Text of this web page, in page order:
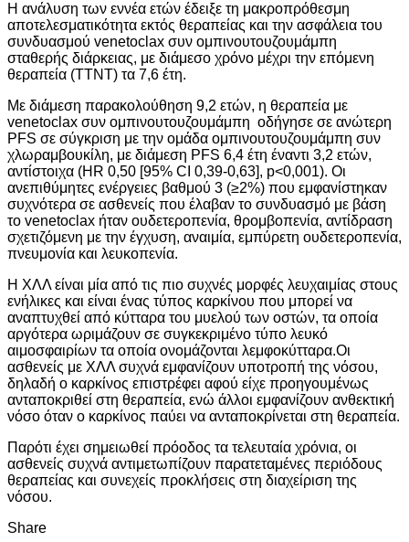
Η ανάλυση των εννέα ετών έδειξε τη μακροπρόθεσμη
αποτελεσματικότητα εκτός θεραπείας και την ασφάλεια του
συνδυασμού venetoclax συν ομπινουτουζουμάμπη
σταθερής διάρκειας, με διάμεσο χρόνο μέχρι την επόμενη
θεραπεία (TTNT) τα 7,6 έτη.
Με διάμεση παρακολούθηση 9,2 ετών, η θεραπεία με
venetoclax συν ομπινουτουζουμάμπη οδήγησε σε ανώτερη
PFS σε σύγκριση με την ομάδα ομπινουτουζουμάμπη συν
χλωραμβουκίλη, με διάμεση PFS 6,4 έτη έναντι 3,2 ετών,
αντίστοιχα (HR 0,50 [95% CI 0,39-0,63], p<0,001). Οι
ανεπιθύμητες ενέργειες βαθμού 3 (≥2%) που εμφανίστηκαν
συχνότερα σε ασθενείς που έλαβαν το συνδυασμό με βάση
το venetoclax ήταν ουδετεροπενία, θρομβοπενία, αντίδραση
σχετιζόμενη με την έγχυση, αναιμία, εμπύρετη ουδετεροπενία,
πνευμονία και λευκοπενία.
Η ΧΛΛ είναι μία από τις πιο συχνές μορφές λευχαιμίας στους
ενήλικες και είναι ένας τύπος καρκίνου που μπορεί να
αναπτυχθεί από κύτταρα του μυελού των οστών, τα οποία
αργότερα ωριμάζουν σε συγκεκριμένο τύπο λευκό
αιμοσφαιρίων τα οποία ονομάζονται λεμφοκύτταρα.Οι
ασθενείς με ΧΛΛ συχνά εμφανίζουν υποτροπή της νόσου,
δηλαδή ο καρκίνος επιστρέφει αφού είχε προηγουμένως
ανταποκριθεί στη θεραπεία, ενώ άλλοι εμφανίζουν ανθεκτική
νόσο όταν ο καρκίνος παύει να ανταποκρίνεται στη θεραπεία.
Παρότι έχει σημειωθεί πρόοδος τα τελευταία χρόνια, οι
ασθενείς συχνά αντιμετωπίζουν παρατεταμένες περιόδους
θεραπείας και συνεχείς προκλήσεις στη διαχείριση της
νόσου.
Share